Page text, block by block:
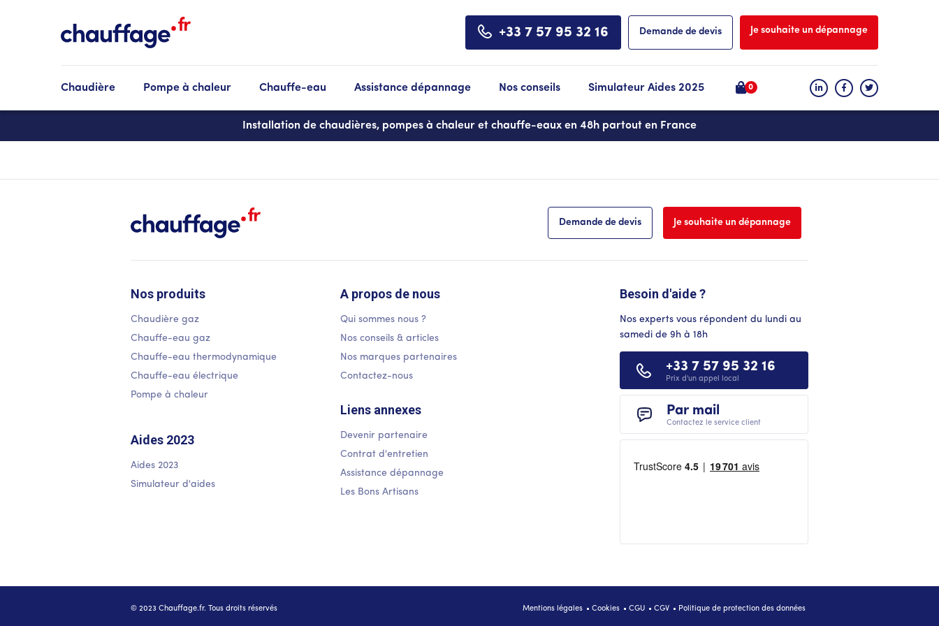
+33 7 57 95 32 16 Demande de devis Je souhaite un dépannage
Chaudière Pompe à chaleur Chauffe-eau Assistance dépannage Nos conseils Simulateur Aides 2025 0
Installation de chaudières, pompes à chaleur et chauffe-eaux en 48h partout en France
Demande de devis Je souhaite un dépannage
Nos produits
Chaudière gaz
Chauffe-eau gaz
Chauffe-eau thermodynamique
Chauffe-eau électrique
Pompe à chaleur
Aides 2023
Aides 2023
Simulateur d'aides
A propos de nous
Qui sommes nous ?
Nos conseils & articles
Nos marques partenaires
Contactez-nous
Liens annexes
Devenir partenaire
Contrat d'entretien
Assistance dépannage
Les Bons Artisans
Besoin d'aide ?
Nos experts vous répondent du lundi au
samedi de 9h à 18h
+33 7 57 95 32 16
Prix d'un appel local
Par mail
Contactez le service client
© 2023 Chauffage.fr. Tous droits réservés Mentions légales Cookies CGU CGV Politique de protection des données